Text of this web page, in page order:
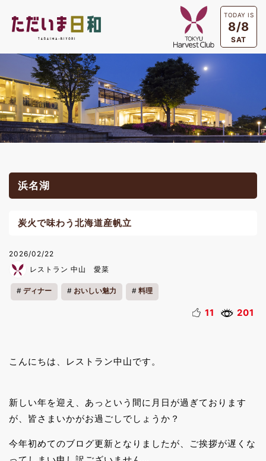
TODAY IS
8/8
SAT
浜名湖
炭火で味わう北海道産帆立
2026/02/22
レストラン 中山 愛菜
ディナー おいしい魅力 料理
11 201
こんにちは、レストラン中山です。
新しい年を迎え、あっという間に月日が過ぎております
が、皆さまいかがお過ごしでしょうか？
今年初めてのブログ更新となりましたが、ご挨拶が遅くな